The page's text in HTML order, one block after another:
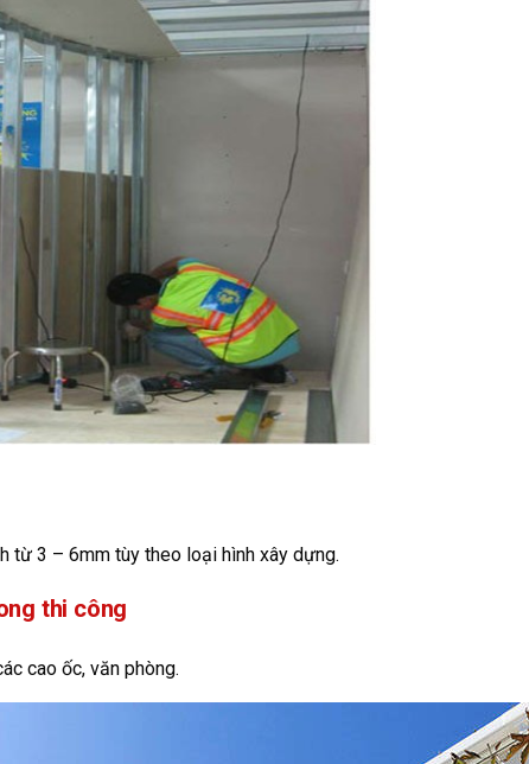
từ 3 – 6mm tùy theo loại hình xây dựng.
thi công
cao ốc, văn phòng.